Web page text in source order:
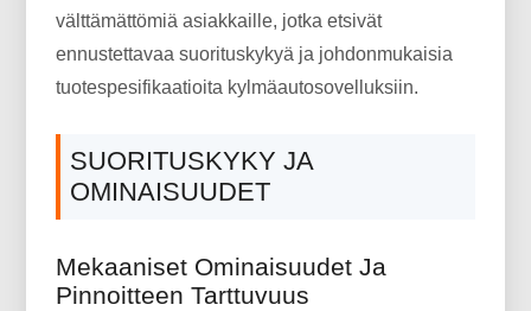
välttämättömiä asiakkaille, jotka etsivät
ennustettavaa suorituskykyä ja johdonmukaisia ​​
tuotespesifikaatioita kylmäautosovelluksiin.
SUORITUSKYKY JA
OMINAISUUDET
Mekaaniset Ominaisuudet Ja
Pinnoitteen Tarttuvuus